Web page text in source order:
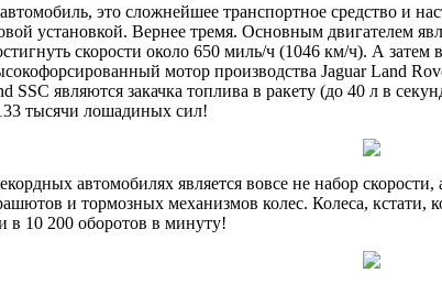
это сложнейшее транспортное средство и
установкой. Вернее тремя. Основным двигателем
скорости около 650 миль/ч (1046 км/ч). А затем
мотор производства Jaguar Land
являются закачка топлива в ракету (до 40 л в
тысячи лошадиных сил!
автомобилях является вовсе не набор
и тормозных механизмов колес. Колеса,
в 10 200 оборотов в минуту!